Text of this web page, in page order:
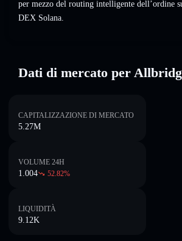
per mezzo del routing intelligente dell’ordine
DEX Solana.
Dati di mercato per
CAPITALIZZAZIONE DI MERCATO
5.27M
VOLUME 24H
1.004 52.82%
LIQUIDITÀ
9.12K